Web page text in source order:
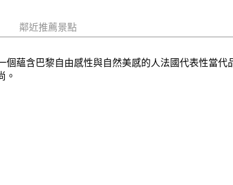
鄰近推薦景點
蘊含巴黎自由感性與自然美感的人法國代表性當
。